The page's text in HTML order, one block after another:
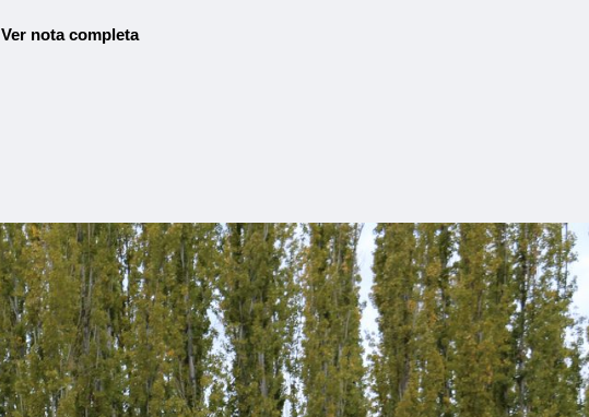
Ver nota completa